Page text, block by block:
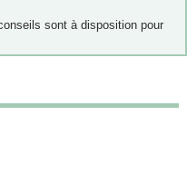
sont à disposition pour